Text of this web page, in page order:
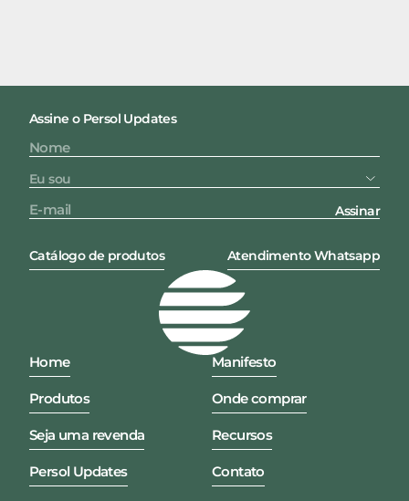
Assine o Persol Updates
Assinar
Catálogo de produtos Atendimento Whatsapp
Home Manifesto
Produtos Onde comprar
Seja uma revenda Recursos
Persol Updates Contato